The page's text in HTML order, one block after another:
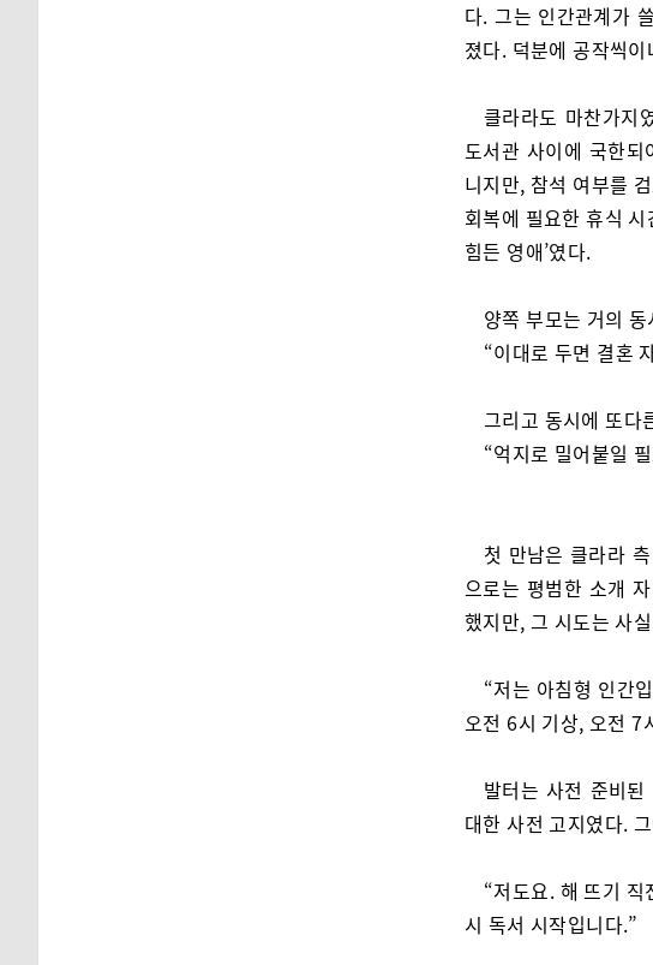
다. 그는 인간관계가
졌다. 덕분에 공작씩
클라라도 마찬가지
도서관 사이에 국한
니지만, 참석 여부를
회복에 필요한 휴식
힘든 영애’였다.
양쪽 부모는 거의
“이대로 두면 결혼
그리고 동시에 또다
“억지로 밀어붙일
첫 만남은 클라라
으로는 평범한 소개
했지만, 그 시도는 사
“저는 아침형 인간
오전 6시 기상, 오전 7
발터는 사전 준비
대한 사전 고지였다.
“저도요. 해 뜨기
시 독서 시작입니다.”